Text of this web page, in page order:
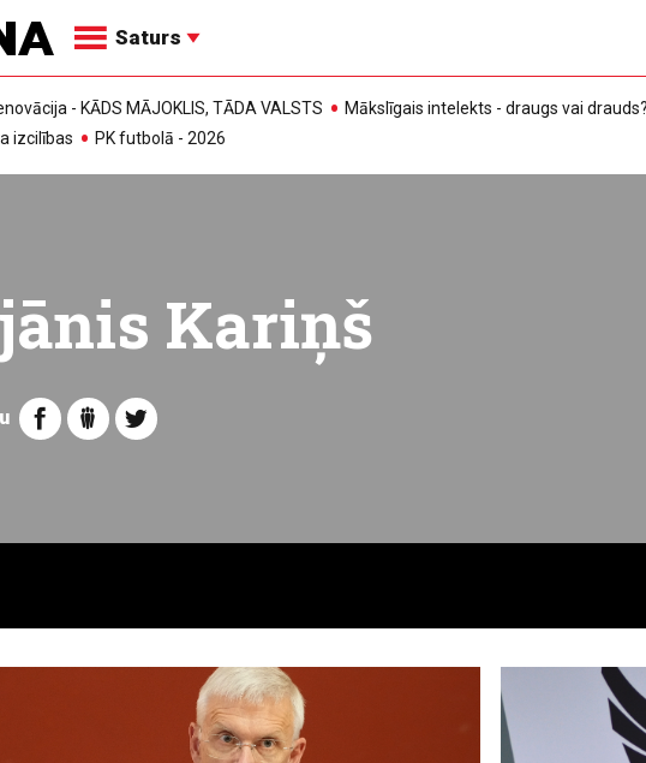
Saturs
- KĀDS MĀJOKLIS, TĀDA VALSTS
Mākslīgais intelekts - draugs vai drauds?
izcilības
PK futbolā - 2026
Kariņš